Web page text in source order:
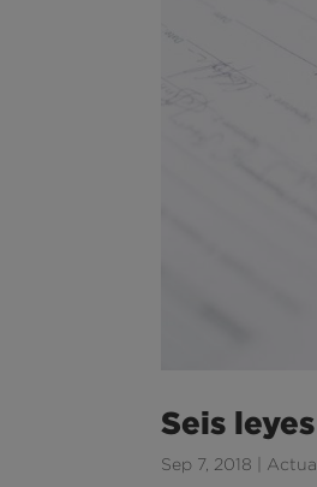
Seis
Sep 7, 2018